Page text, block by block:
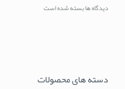
دیدگاه ها بسته شده است
دسته های محصولات